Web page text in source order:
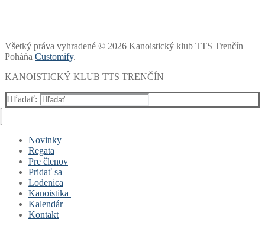
Všetký práva vyhradené © 2026 Kanoistický klub TTS Trenčín –
Poháňa Customify.
KANOISTICKÝ KLUB TTS TRENČÍN
Hľadať:
Novinky
Regata
Pre členov
Pridať sa
Lodenica
Kanoistika
Čo je to kanoistika a ako sa dostala do Trenčína?
Výsledky
Kalendár
Kontakt